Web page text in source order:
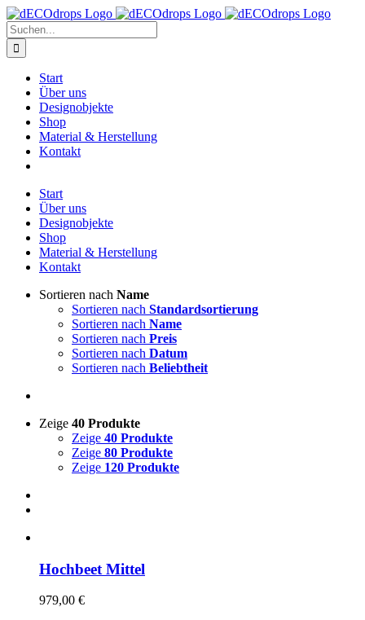
Zum
Inhalt
springen
Suche
nach:
Start
Über uns
Designobjekte
Shop
Material & Herstellung
Kontakt
Start
Über uns
Designobjekte
Shop
Material & Herstellung
Kontakt
Sortieren nach Name
Sortieren nach Standardsortierung
Sortieren nach Name
Sortieren nach Preis
Sortieren nach Datum
Sortieren nach Beliebtheit
Zeige 40 Produkte
Zeige 40 Produkte
Zeige 80 Produkte
Zeige 120 Produkte
Hochbeet Mittel
979,00 €